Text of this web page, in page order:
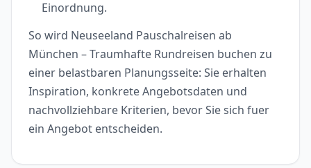
Einordnung.
So wird Neuseeland Pauschalreisen ab
München – Traumhafte Rundreisen buchen zu
einer belastbaren Planungsseite: Sie erhalten
Inspiration, konkrete Angebotsdaten und
nachvollziehbare Kriterien, bevor Sie sich fuer
ein Angebot entscheiden.